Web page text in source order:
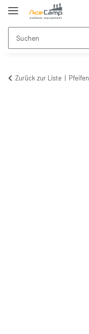
Zurück zur Liste Pfeifen